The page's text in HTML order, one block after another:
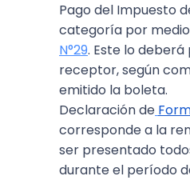
Pago del Impuesto
categoría por
N°29. Este lo
receptor, según
emitido la boleta.
Declaración de
corresponde a la
ser presentado
durante el período